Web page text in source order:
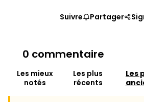
Suivre Partager
0 commentaire
Les mieux
notés
Les plus
récents
Les